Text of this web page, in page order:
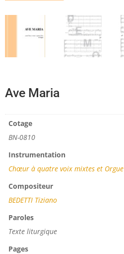
Ave Maria
Cotage
BN-0810
Instrumentation
Chœur à quatre voix mixtes et Orgue
Compositeur
BEDETTI Tiziano
Paroles
Texte liturgique
Pages